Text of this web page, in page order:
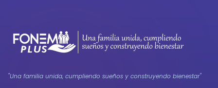
"Una familia unida, cumpliendo sueños y construyendo bienestar"